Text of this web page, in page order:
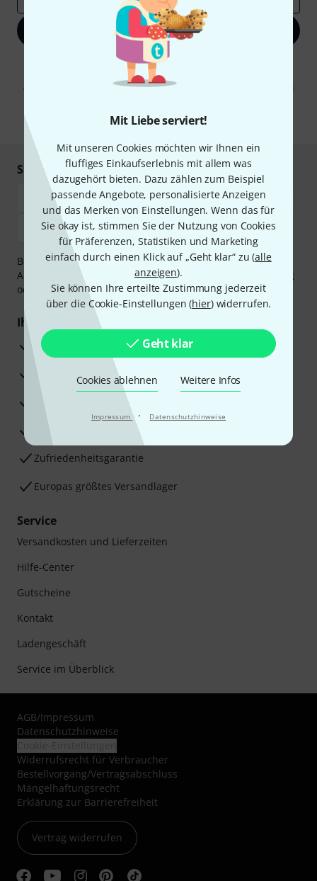
Mit Liebe serviert!
Mit unseren Cookies möchten wir Ihnen ein
fluffiges Einkaufserlebnis mit allem was
dazugehört bieten. Dazu zählen zum Beispiel
passende Angebote, personalisierte Anzeigen
und das Merken von Einstellungen. Wenn das für
Sie okay ist, stimmen Sie der Nutzung von Cookies
für Präferenzen, Statistiken und Marketing
einfach durch einen Klick auf „Geht klar“ zu (alle
anzeigen).
Sie können Ihre erteilte Zustimmung jederzeit
über die Cookie-Einstellungen (hier) widerrufen.
Geht klar
Cookies ablehnen Weitere Infos
Impressum · Datenschutzhinweise
Jetzt anmelden
Mit Klick auf „Jetzt anmelden“ stimmen Sie dem Erhalt von E-Mail-
Werbung und einer Messung des E-Mail-Nutzungsverhaltens zu. Die
Abmeldung ist jederzeit möglich. Weitere Informationen finden Sie in
* Pflichtfeld
Sicher einkaufen & bezahlen
Bezahlen Sie vertraulich und sicher per Vorkasse, PayPal,
Amazon Pay, Klarna Sofort bezahlen
Klarna Ratenzahlung
oder Kreditkarte.
Ihre Vorteile
3 Jahre Thomann Garantie
30 Tage Money-Back-Garantie
Beratung durch Fachexperten
Zufriedenheitsgarantie
Europas größtes Versandlager
Service
Versandkosten und Lieferzeiten
Hilfe-Center
Gutscheine
Kontakt
Ladengeschäft
Service im Überblick
AGB/Impressum
Datenschutzhinweise
Widerrufsrecht für Verbraucher
Bestellvorgang/Vertragsabschluss
Mängelhaftungsrecht
Erklärung zur Barrierefreiheit
Vertrag widerrufen